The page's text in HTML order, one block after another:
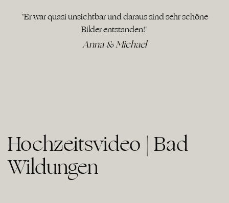
"Er war quasi unsichtbar und daraus sind sehr schöne
Bilder entstanden!"
Anna & Michael
Hochzeitsvideo | Bad
Wildungen